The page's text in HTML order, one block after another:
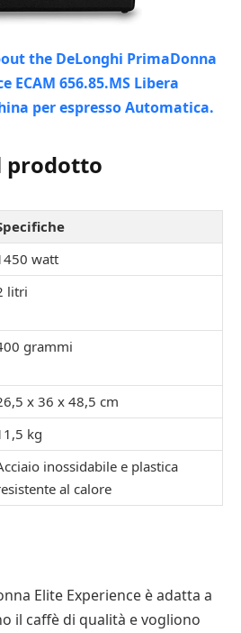
prodotto
watt
litri
grammi
x 36 x 48,5 cm
kg
inossidabile e plastica
al calore
Elite Experience è adatta a
il caffè di qualità e vogliono